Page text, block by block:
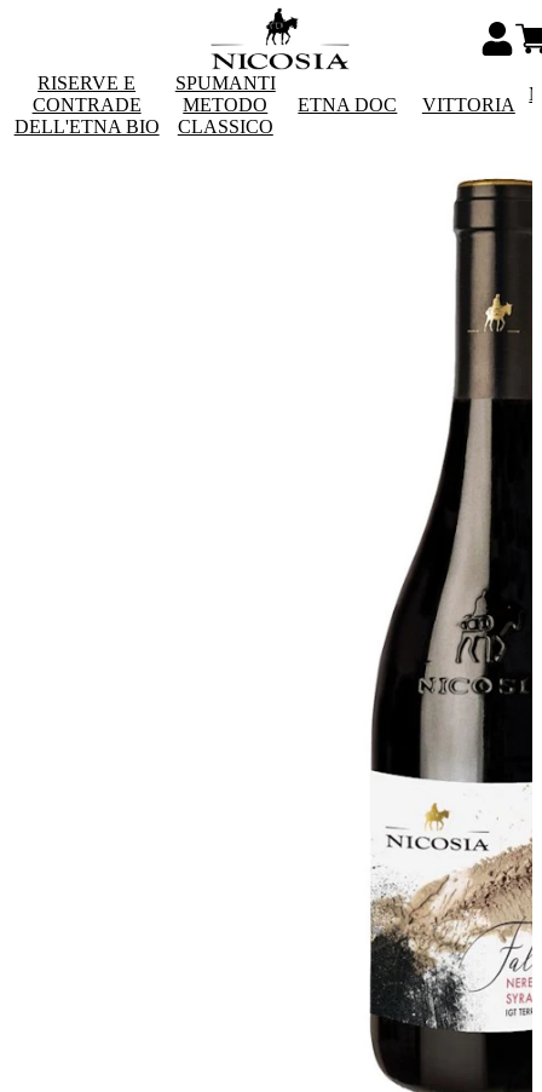
RISERVE E
CONTRADE
DELL'ETNA BIO
SPUMANTI
METODO
CLASSICO
ETNA DOC VITTORIA